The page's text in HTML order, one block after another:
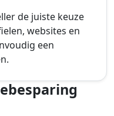
de juiste keuze
websites en
een